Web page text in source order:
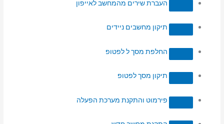
העברת שירים מהמחשב לאייפון
תיקון מחשבים ניידים
החלפת מסך ל לפטופ
תיקון מסך לפטופ
פירמוט והתקנת מערכת הפעלה